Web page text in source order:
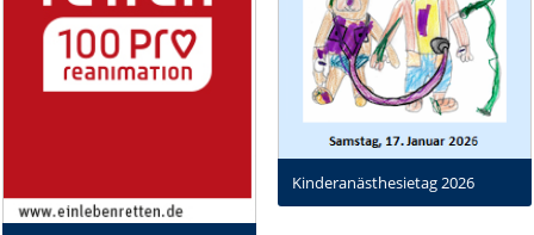
Kinderanästhesietag 2026